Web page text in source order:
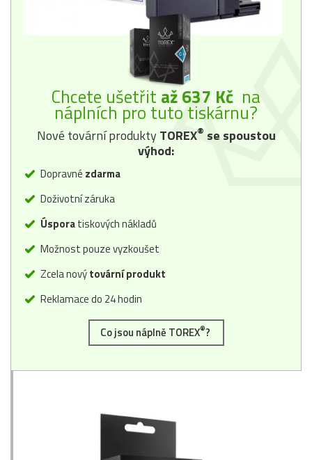
Chcete ušetřit až 637 Kč na
náplních pro tuto tiskárnu?
Nové tovární produktyTOREX® se spoustou
výhod:
Dopravné zdarma
Doživotní záruka
Úsporatiskových nákladů
Možnost pouze vyzkoušet
Zcela novýtovární produkt
Reklamace do 24 hodin
Co jsou náplně TOREX®?